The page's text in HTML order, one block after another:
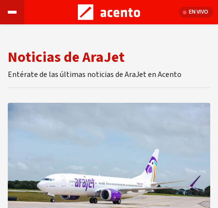
EN VIVO
Noticias de AraJet
Entérate de las últimas noticias de AraJet en Acento